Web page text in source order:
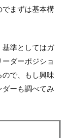
でまずは基本構
準としてはガ
ダーポジショ
ので、もし興味
ーも調べてみ